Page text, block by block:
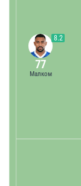
8.2
77
Малком